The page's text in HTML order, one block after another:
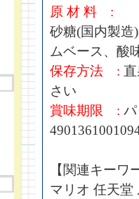
原 材 料 :
砂糖(国内製造
ムベース、酸
保存方法 :
さい
賞味期限 :
【関連キーワ
マリオ 任天堂